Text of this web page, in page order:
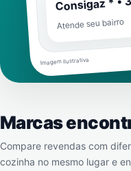
Atende seu bairro
Imagem ilustrativa
Marcas
Compare revendas com
cozinha no mesmo lugar e